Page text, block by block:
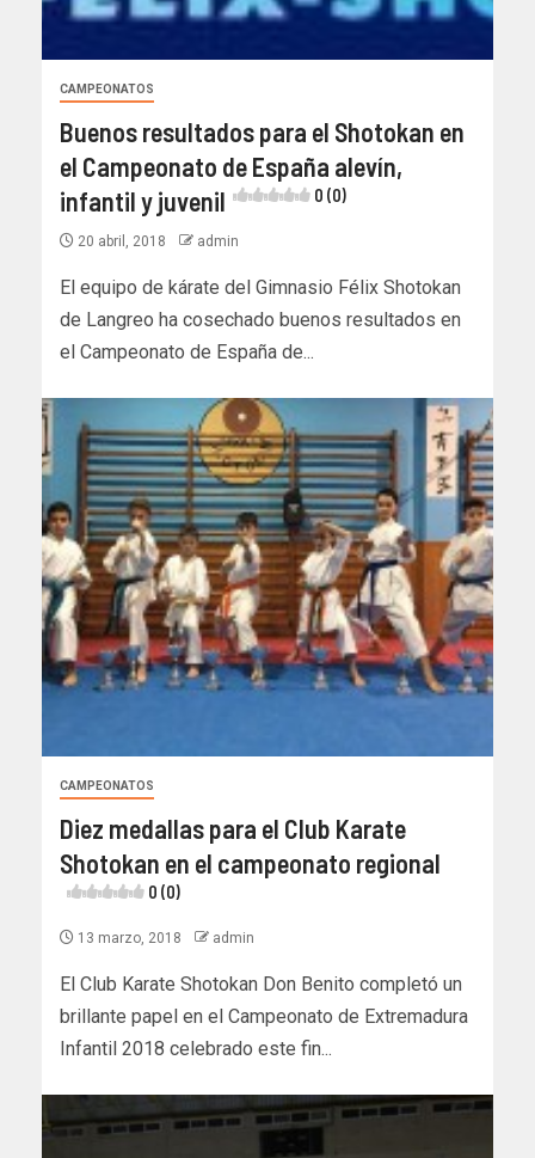
CAMPEONATOS
Buenos resultados para el Shotokan en
el Campeonato de España alevín,
infantil y juvenil
0 (0)
20 abril, 2018 admin
El equipo de kárate del Gimnasio Félix Shotokan
de Langreo ha cosechado buenos resultados en
el Campeonato de España de...
CAMPEONATOS
Diez medallas para el Club Karate
Shotokan en el campeonato regional
0 (0)
13 marzo, 2018 admin
El Club Karate Shotokan Don Benito completó un
brillante papel en el Campeonato de Extremadura
Infantil 2018 celebrado este fin...